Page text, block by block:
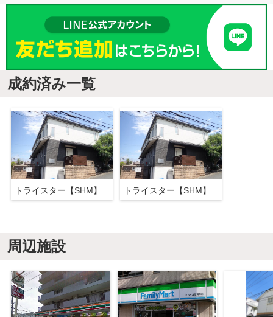
成約済み一覧
トライスター【SHM】 トライスター【SHM】
周辺施設